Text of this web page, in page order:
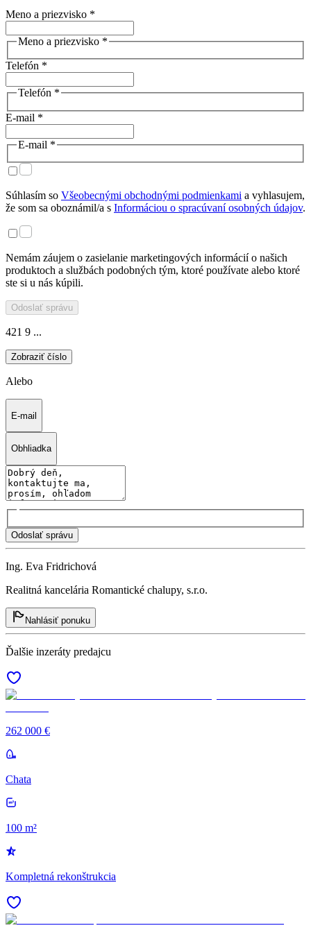
Meno a priezvisko *
Meno a priezvisko *
Telefón *
Telefón *
E-mail *
E-mail *
Súhlasím so Všeobecnými obchodnými podmienkami a vyhlasujem,
že som sa oboznámil/a s Informáciou o spracúvaní osobných údajov.
Nemám záujem o zasielanie marketingových informácií o našich
produktoch a službách podobných tým, ktoré používate alebo ktoré
ste si u nás kúpili.
Odoslať správu
421 9 ...
Zobraziť číslo
Alebo
E-mail
Obhliadka
Odoslať správu
Ing. Eva Fridrichová
Realitná kancelária Romantické chalupy, s.r.o.
Nahlásiť ponuku
Ďalšie inzeráty predajcu
262 000 €
Chata
100 m²
Kompletná rekonštrukcia